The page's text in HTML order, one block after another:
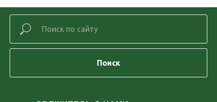
Поиск